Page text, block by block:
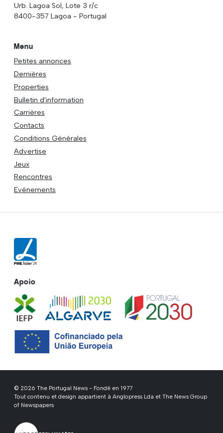
Urb. Lagoa Sol, Lote 3 r/c
8400-357 Lagoa - Portugal
Menu
Petites annonces
Dernières
Properties
Bulletin d'information
Carrières
Contacts
Conditions Générales
Advertise
Jeux
Rencontres
Evénements
Apoio
© 2026 The Portugal News - Fondé en 1977
Tout contenu et design appartient à Anglopress Lda et The News Group
of Newspapers